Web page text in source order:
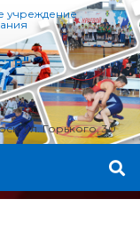
учреждение
ул. Горького, 30